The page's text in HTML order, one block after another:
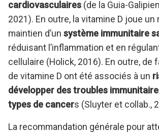
cardiovasculaires (de la Guia-
2021). En outre, la vitamine D joue un
maintien d’un système immunitaire
réduisant l’inflammation et en
cellulaire (Holick, 2016). En outre, de
de vitamine D ont été associés à un
développer des troubles
types de cancers (Sluyter et collab.,
La recommandation générale pour